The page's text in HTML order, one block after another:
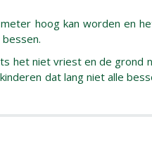
hoog kan worden en
het niet vriest en de grond
dat lang niet alle